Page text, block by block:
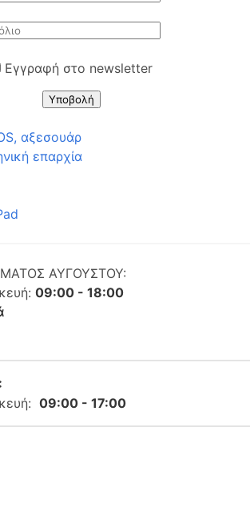
Εγγραφή στο newsletter
Υποβολή
αξεσουάρ
επαρχία
ΑΥΓΟΥΣΤΟΥ:
09:00 - 18:00
09:00 - 17:00